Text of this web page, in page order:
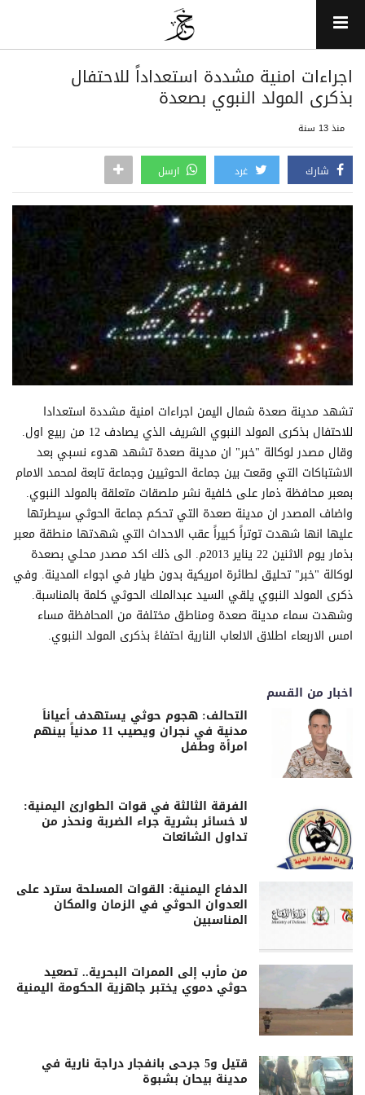
اجراءات امنية مشددة استعداداً للاحتفال
بذكرى المولد النبوي بصعدة
منذ 13 سنة
شارك غرد ارسل
تشهد مدينة صعدة شمال اليمن اجراءات امنية مشددة استعدادا
للاحتفال بذكرى المولد النبوي الشريف الذي يصادف 12 من ربيع اول.
وقال مصدر لوكالة "خبر" ان مدينة صعدة تشهد هدوء نسبي بعد
الاشتباكات التي وقعت بين جماعة الحوثيين وجماعة تابعة لمحمد الامام
بمعبر محافظة ذمار على خلفية نشر ملصقات متعلقة بالمولد النبوي.
واضاف المصدر ان مدينة صعدة التي تحكم جماعة الحوثي سيطرتها
عليها انها شهدت توتراً كبيراً عقب الاحداث التي شهدتها منطقة معبر
بذمار يوم الاثنين 22 يناير 2013م. الى ذلك اكد مصدر محلي بصعدة
لوكالة "خبر" تحليق لطائرة امريكية بدون طيار في اجواء المدينة. وفي
ذكرى المولد النبوي يلقي السيد عبدالملك الحوثي كلمة بالمناسبة.
وشهدت سماء مدينة صعدة ومناطق مختلفة من المحافظة مساء
امس الاربعاء اطلاق الالعاب النارية احتفاءً بذكرى المولد النبوي.
اخبار من القسم
التحالف: هجوم حوثي يستهدف أعياناً
مدنية في نجران ويصيب 11 مدنياً بينهم
امرأة وطفل
الفرقة الثالثة في قوات الطوارئ اليمنية:
لا خسائر بشرية جراء الضربة ونحذر من
تداول الشائعات
الدفاع اليمنية: القوات المسلحة سترد على
العدوان الحوثي في الزمان والمكان
المناسبين
من مأرب إلى الممرات البحرية.. تصعيد
حوثي دموي يختبر جاهزية الحكومة اليمنية
قتيل و5 جرحى بانفجار دراجة نارية في
مدينة بيحان بشبوة